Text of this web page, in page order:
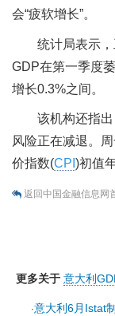
会“疲软增长”。
统计局表示
GDP在第一季度
增长0.3%之间。
该机构还指
风险正在减退。
价指数(CPI )初值
返回中国金融信息网
更多关于 意大利
·意大利6月Istat